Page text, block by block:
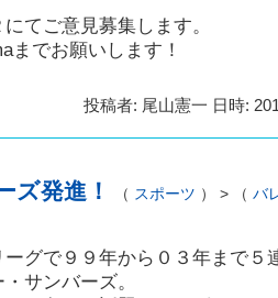
てご意見募集します。
までお願いします！
投稿者: 尾山憲一 日時:
ズ発進！ （ スポーツ ） > （ バ
ーグで９９年から０３年まで５
サンバーズ。